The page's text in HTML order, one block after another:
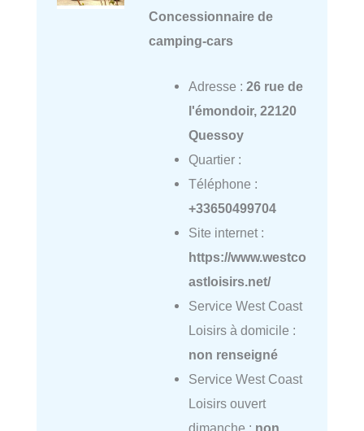
Concessionnaire de
camping-cars
Adresse : 26 rue de
l'émondoir, 22120
Quessoy
Quartier :
Téléphone :
+33650499704
Site internet :
https://www.westco
astloisirs.net/
Service West Coast
Loisirs à domicile :
non renseigné
Service West Coast
Loisirs ouvert
dimanche : non